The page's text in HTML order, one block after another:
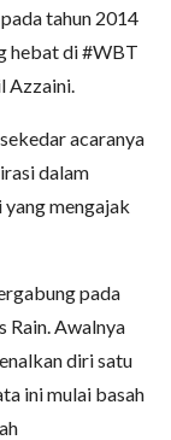
tahun 2014
hebat di #WBT
Azzaini.
acaranya
dalam
yang mengajak
pada
Awalnya
diri satu
ini mulai basah